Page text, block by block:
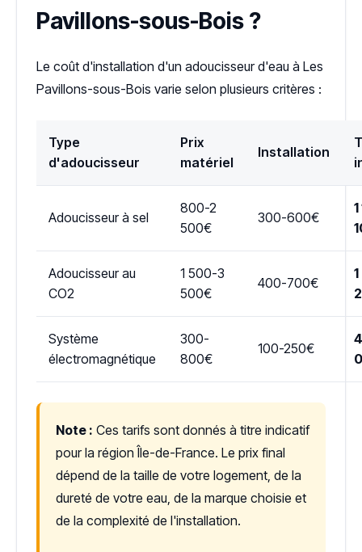
Pavillons-sous-Bois ?
Le coût d'installation d'un adoucisseur d'eau à Les
Pavillons-sous-Bois varie selon plusieurs critères :
Type
d'adoucisseur
Prix
matériel
Installation
Adoucisseur à sel
800-2
500€
300-600€
Adoucisseur au
CO2
1 500-3
500€
400-700€
Système
électromagnétique
300-
800€
100-250€
Note : Ces tarifs sont donnés à titre indicatif
pour la région Île-de-France. Le prix final
dépend de la taille de votre logement, de la
dureté de votre eau, de la marque choisie et
de la complexité de l'installation.